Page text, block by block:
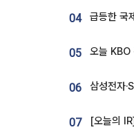
04 급등한 국
05
06
07 [오늘의